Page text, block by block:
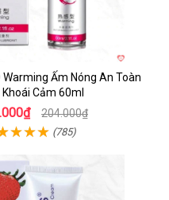
Warming Ấm Nóng An Toàn
Cảm 60ml
204.000₫
(785)